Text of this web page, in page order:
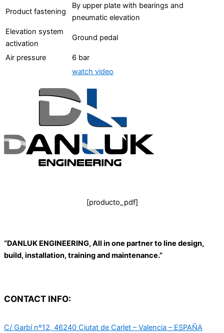
Product fastening
By upper plate with bearings and
pneumatic elevation
Elevation system
activation
Ground pedal
Air pressure
6 bar
watch video
[producto_pdf]
“DANLUK ENGINEERING, All in one partner to line design,
build, installation, training and maintenance.”
CONTACT INFO:
C/ Garbí nº12, 46240 Ciutat de Carlet – Valencia – ESPAÑA